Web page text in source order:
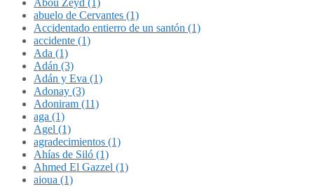
Abou Zeyd (1)
abuelo de Cervantes (1)
Accidentado entierro de un santón (1)
accidente (1)
Ada (1)
Adán (3)
Adán y Eva (1)
Adonay (3)
Adoniram (11)
aga (1)
Agel (1)
agradecimientos (1)
Ahías de Siló (1)
Ahmed El Gazzel (1)
aioua (1)